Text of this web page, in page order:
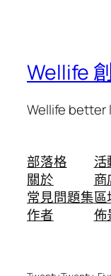
Wellife
Wellife better
部落格
關於
常見問題集
作者
活
商
佈